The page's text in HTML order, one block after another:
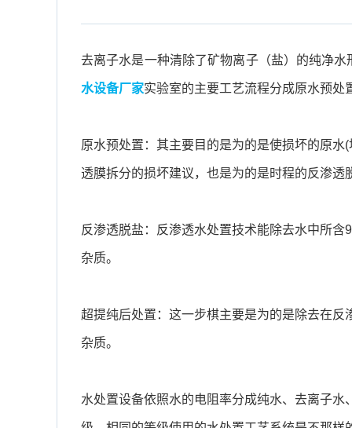
去离子水是一种清除了矿物离子（盐）的纯净
水设备厂家实验室的主要工艺流程分成原水预
原水预处置：其主要目的是为的是使损坏的原水
透膜拆分的损坏建议，也是为的是时程的反渗透
反渗透脱盐：反渗透水处置技术能除去水中所
杂质。
超提纯后处置：这一步棋主要是为的是除去在反
杂质。
水处置设备依照水的电阻率分成纯水、去离子